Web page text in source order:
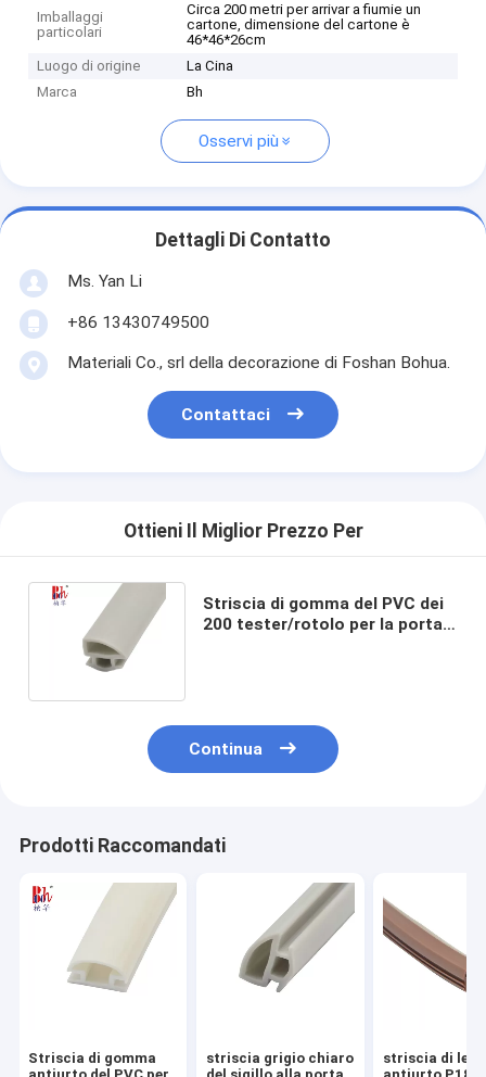
Imballaggi
particolari
Circa 200 metri per arrivar a fiumie un
cartone, dimensione del cartone è
46*46*26cm
Luogo di origine
La Cina
Marca
Bh
Osservi più
Dettagli Di Contatto
Ms. Yan Li
+86 13430749500
Materiali Co., srl della decorazione di Foshan Bohua.
Contattaci
Ottieni Il Miglior Prezzo Per
Striscia di gomma del PVC dei
200 tester/rotolo per la porta
Continua
Prodotti Raccomandati
Striscia di gomma
striscia grigio chiaro
striscia di